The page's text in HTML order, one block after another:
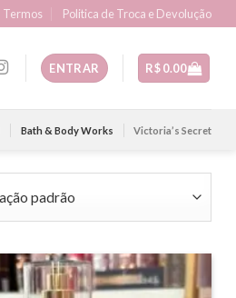
Termos Politica de Troca e Devolução
ENTRAR R$0.00
Bath & Body Works Victoria’s Secret